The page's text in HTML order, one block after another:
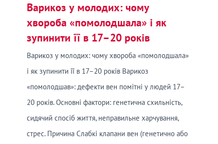
Варикоз у молодих: чому
хвороба «помолодшала» і як
зупинити її в 17–20 років
Варикоз у молодих: чому хвороба «помолодшала»
і як зупинити її в 17–20 років Варикоз
«помолодшав»: дефекти вен помітні у людей 17–
20 років. Основні фактори: генетична схильність,
сидячий спосіб життя, неправильне харчування,
стрес. Причина Слабкі клапани вен (генетично або